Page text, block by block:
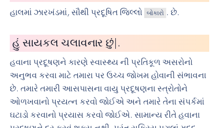
હાલમાં ઝારખંડમાં, સૌથી પ્રદૂષિત જિલ્લો બોકારો . છે.
હું સાયકલ ચલાવનાર છું|.
હવાના પ્રદૂષણને કારણે સ્વાસ્થ્ય ની પ્રતિકૂળ અસરોનો
અનુભવ કરવા માટે તમારા પર ઉચ્ચ જોખમ હોવાની સંભાવના
છે. તમારે તમારી આસપાસના વાયુ પ્રદૂષણના સ્ત્રોતોને
ઓળખવાનો પ્રયત્ન કરવો જોઈએ અને તમારે તેના સંપર્કમાં
ઘટાડો કરવાનો પ્રયાસ કરવો જોઈએ. સામાન્ય રીતે હવાના